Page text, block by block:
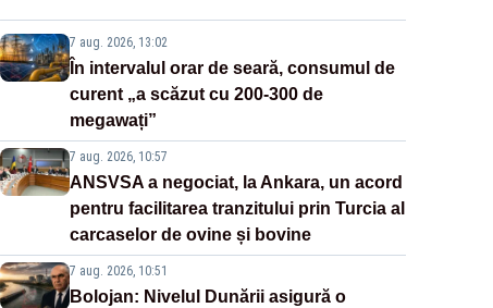
7 aug. 2026, 13:02
În intervalul orar de seară, consumul de
curent „a scăzut cu 200-300 de
megawați”
7 aug. 2026, 10:57
ANSVSA a negociat, la Ankara, un acord
pentru facilitarea tranzitului prin Turcia al
carcaselor de ovine și bovine
7 aug. 2026, 10:51
Bolojan: Nivelul Dunării asigură o